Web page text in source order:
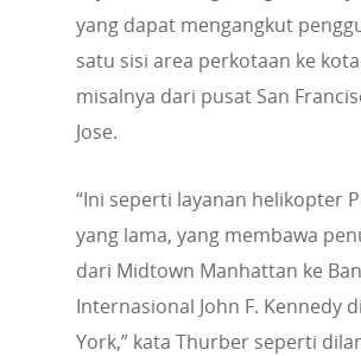
yang dapat mengangkut
satu sisi area perkotaan ke
misalnya dari pusat San
Jose.
“Ini seperti layanan helikopter
yang lama, yang membawa
dari Midtown Manhattan ke
Internasional John F. Kennedy
York,” kata Thurber seperti